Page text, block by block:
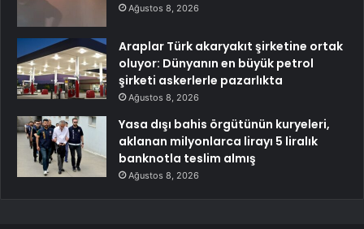
Ağustos 8, 2026
Araplar Türk akaryakıt şirketine ortak
oluyor: Dünyanın en büyük petrol
şirketi askerlerle pazarlıkta
Ağustos 8, 2026
Yasa dışı bahis örgütünün kuryeleri,
aklanan milyonlarca lirayı 5 liralık
banknotla teslim almış
Ağustos 8, 2026